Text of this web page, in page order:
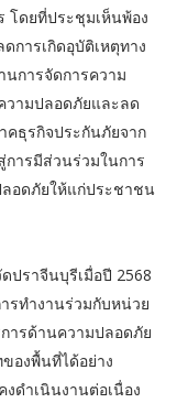
โดยที่ประชุมเห็นพ้อง
การเกิดอุบัติเหตุทาง
การจัดการความ
วามปลอดภัยและลด
คธุรกิจประกันภัยจาก
การมีส่วนร่วมในการ
ลอดภัยให้แก่ประชาชน
ปราจีนบุรีเมื่อปี 2568
รทำงานร่วมกับหน่วย
ารด้านความปลอดภัย
องพื้นที่ได้อย่าง
ดำเนินงานต่อเนื่อง